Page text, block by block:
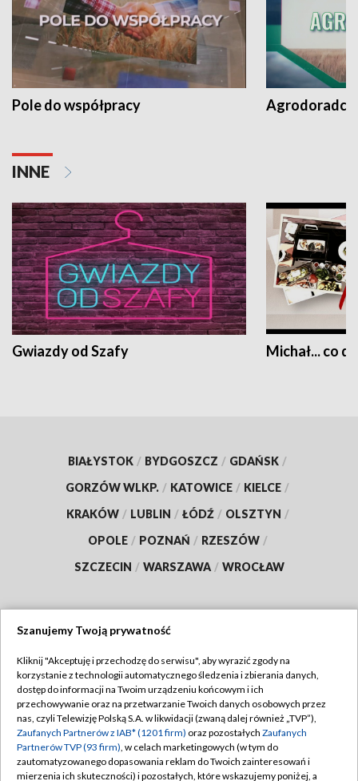
Pole do współpracy Agrodoradcy
INNE
Gwiazdy od Szafy Michał... co
BIAŁYSTOK / BYDGOSZCZ / GDAŃSK /
GORZÓW WLKP. / KATOWICE / KIELCE /
KRAKÓW / LUBLIN / ŁÓDŹ / OLSZTYN /
OPOLE / POZNAŃ / RZESZÓW /
SZCZECIN / WARSZAWA / WROCŁAW
TVP
Abonament TVP
Emisja w TVP
Centrum informacji TVP
Regulamin TVP
Polityka prywatności
Moje zgody
Szanujemy Twoją prywatność
Kliknij "Akceptuję i przechodzę do serwisu", aby wyrazić zgody na
korzystanie z technologii automatycznego śledzenia i zbierania danych,
dostęp do informacji na Twoim urządzeniu końcowym i ich
przechowywanie oraz na przetwarzanie Twoich danych osobowych przez
nas, czyli Telewizję Polską S.A. w likwidacji (zwaną dalej również „TVP”),
Zaufanych Partnerów z IAB* (1201 firm) oraz pozostałych Zaufanych
Partnerów TVP (93 firm), w celach marketingowych (w tym do
zautomatyzowanego dopasowania reklam do Twoich zainteresowań i
mierzenia ich skuteczności) i pozostałych, które wskazujemy poniżej, a